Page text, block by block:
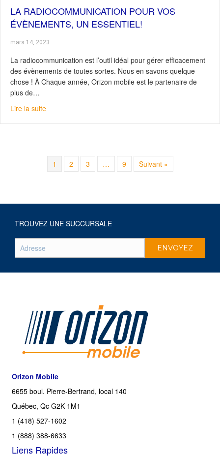
LA RADIOCOMMUNICATION POUR VOS
ÉVÈNEMENTS, UN ESSENTIEL!
mars 14, 2023
La radiocommunication est l’outil idéal pour gérer efficacement
des évènements de toutes sortes. Nous en savons quelque
chose ! À Chaque année, Orizon mobile est le partenaire de
plus de…
Lire la suiteabout La radiocommunication pour vos évènements,
1 2 3 … 9 Suivant »
TROUVEZ UNE SUCCURSALE
Orizon Mobile
6655 boul. Pierre-Bertrand, local 140
Québec, Qc G2K 1M1
1 (418) 527-1602
1 (888) 388-6633
Liens Rapides